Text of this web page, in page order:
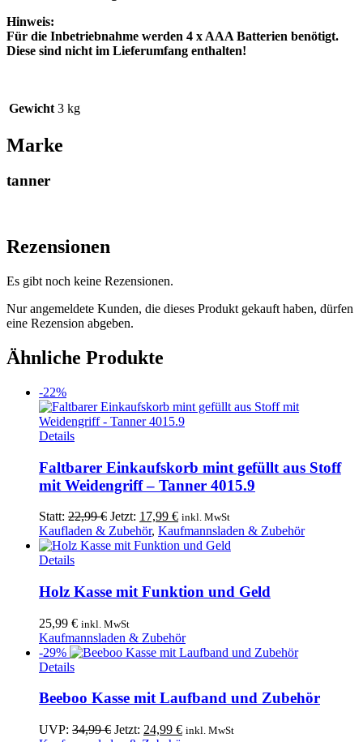
Hinweis:
Für die Inbetriebnahme werden 4 x AAA Batterien benötigt.
Diese sind nicht im Lieferumfang enthalten!
Gewicht 3 kg
Marke
tanner
Rezensionen
Es gibt noch keine Rezensionen.
Nur angemeldete Kunden, die dieses Produkt gekauft haben, dürfen
eine Rezension abgeben.
Ähnliche Produkte
-22%
Details
Faltbarer Einkaufskorb mint gefüllt aus Stoff
mit Weidengriff – Tanner 4015.9
Statt: 22,99€ Ursprünglicher
Preis
war:
Jetzt: 17,99 €Aktueller
Preis
ist:
inkl. MwSt
Kaufladen & Zubehör, Kaufmannsladen & Zubehör
Details
Holz Kasse mit Funktion und Geld
25,99 € inkl. MwSt
Kaufmannsladen & Zubehör
-29%
Details
Beeboo Kasse mit Laufband und Zubehör
UVP: 34,99€ Ursprünglicher
Jetzt: 24,99 €Aktueller
inkl. MwSt